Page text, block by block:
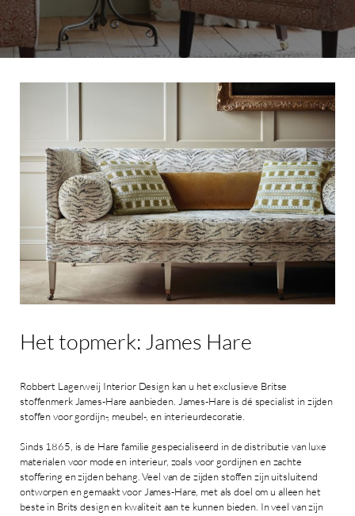
Hettopmerk: James Hare
Robbert Lagerweij Interior Design kan u het exclusieve Britse
stoffenmerk James-Hare aanbieden. James-Hare is dé specialist in zijden
stoffen voor gordijn-, meubel-, en interieurdecoratie.
Sinds 1865, is de Hare familie gespecialiseerd in de distributie van luxe
materialen voor mode en interieur, zoals voor gordijnen en zachte
stoffering en zijden behang. Veel van de zijden stoffen zijn uitsluitend
ontworpen en gemaakt voor James-Hare, met als doel om u alleen het
beste in Brits design en kwaliteit aan te kunnen bieden. In veel van zijn